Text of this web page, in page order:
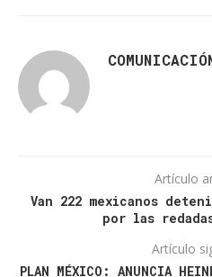
Artículo
Van 222 mexicanos
por las
Artículo
PLAN MÉXICO: ANUNCIA